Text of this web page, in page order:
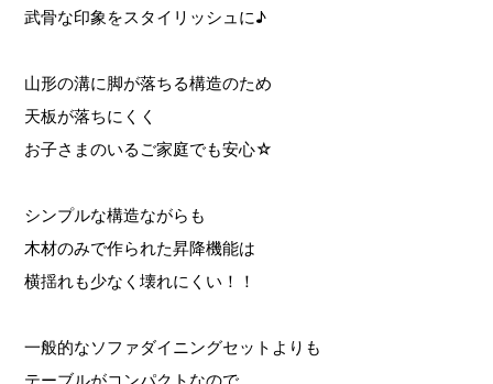
武骨な印象をスタイリッシュに♪
山形の溝に脚が落ちる構造のため
天板が落ちにくく
お子さまのいるご家庭でも安心☆
シンプルな構造ながらも
木材のみで作られた昇降機能は
横揺れも少なく壊れにくい！！
一般的なソファダイニングセットよりも